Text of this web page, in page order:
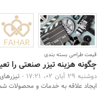
قیمت طراحی بسته بندی
چگونه هزینه تیزر صنعتی را
دوشنبه 29 آبان 02، 17:21 -
ایجاد علاقه به خدمات و محصولات